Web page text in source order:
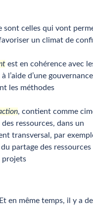
sont celles qui vont
un climat de
est en cohérence avec
l’aide d’une
les méthodes
, contient comme
ressources, dans un
transversal, par
partage des
projets
en même temps, il y a